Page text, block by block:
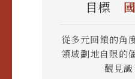
目標
從多元回饋的角
領域劃地自限的
觀見識